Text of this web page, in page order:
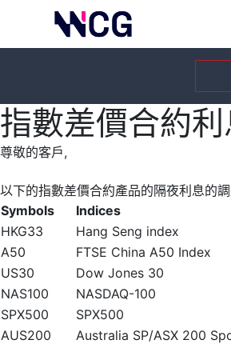
指數差價合約
尊敬的客戶,
以下的指數差價合約產品的隔夜利息的
Symbols
Indices
HKG33
Hang Seng index
A50
FTSE China A50 Index
US30
Dow Jones 30
NAS100
NASDAQ-100
SPX500
SPX500
AUS200
Australia SP/ASX 200